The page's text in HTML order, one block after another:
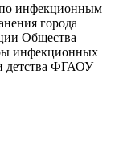
инфекционным
города
Общества
инфекционных
детства ФГАОУ